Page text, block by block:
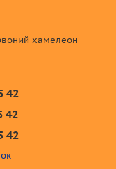
хамелеон
42
42
42